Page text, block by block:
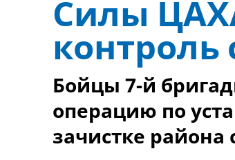
Силы
контроль
Бойцы 7-й
операцию по
зачистке района